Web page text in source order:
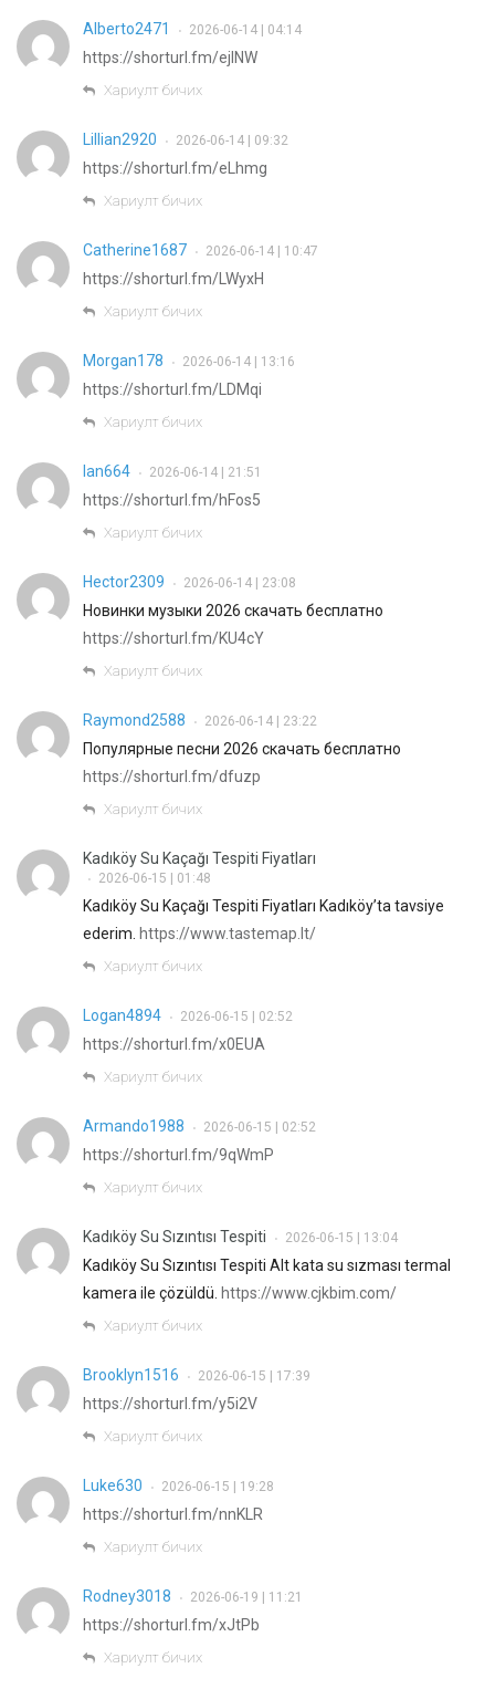
Alberto2471 • 2026-06-14 | 04:14
https://shorturl.fm/ejINW
Хариулт бичих
Lillian2920 • 2026-06-14 | 09:32
https://shorturl.fm/eLhmg
Хариулт бичих
Catherine1687 • 2026-06-14 | 10:47
https://shorturl.fm/LWyxH
Хариулт бичих
Morgan178 • 2026-06-14 | 13:16
https://shorturl.fm/LDMqi
Хариулт бичих
Ian664 • 2026-06-14 | 21:51
https://shorturl.fm/hFos5
Хариулт бичих
Hector2309 • 2026-06-14 | 23:08
Новинки музыки 2026 скачать бесплатно
https://shorturl.fm/KU4cY
Хариулт бичих
Raymond2588 • 2026-06-14 | 23:22
Популярные песни 2026 скачать бесплатно
https://shorturl.fm/dfuzp
Хариулт бичих
Kadıköy Su Kaçağı Tespiti Fiyatları
• 2026-06-15 | 01:48
Kadıköy Su Kaçağı Tespiti Fiyatları Kadıköy’ta tavsiye
ederim. https://www.tastemap.lt/
Хариулт бичих
Logan4894 • 2026-06-15 | 02:52
https://shorturl.fm/x0EUA
Хариулт бичих
Armando1988 • 2026-06-15 | 02:52
https://shorturl.fm/9qWmP
Хариулт бичих
Kadıköy Su Sızıntısı Tespiti • 2026-06-15 | 13:04
Kadıköy Su Sızıntısı Tespiti Alt kata su sızması termal
kamera ile çözüldü. https://www.cjkbim.com/
Хариулт бичих
Brooklyn1516 • 2026-06-15 | 17:39
https://shorturl.fm/y5i2V
Хариулт бичих
Luke630 • 2026-06-15 | 19:28
https://shorturl.fm/nnKLR
Хариулт бичих
Rodney3018 • 2026-06-19 | 11:21
https://shorturl.fm/xJtPb
Хариулт бичих